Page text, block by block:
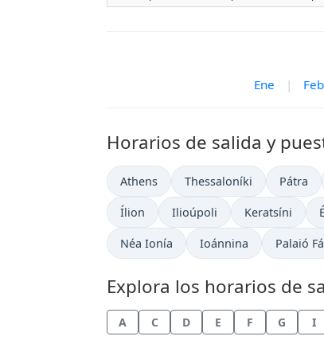
Ene | Feb
Horarios de salida y
Athens Thessaloníki Pátra
Ílion Ilioúpoli Keratsíni
Néa Ionía Ioánnina Palaió
Explora los horarios de
A C D E F G I